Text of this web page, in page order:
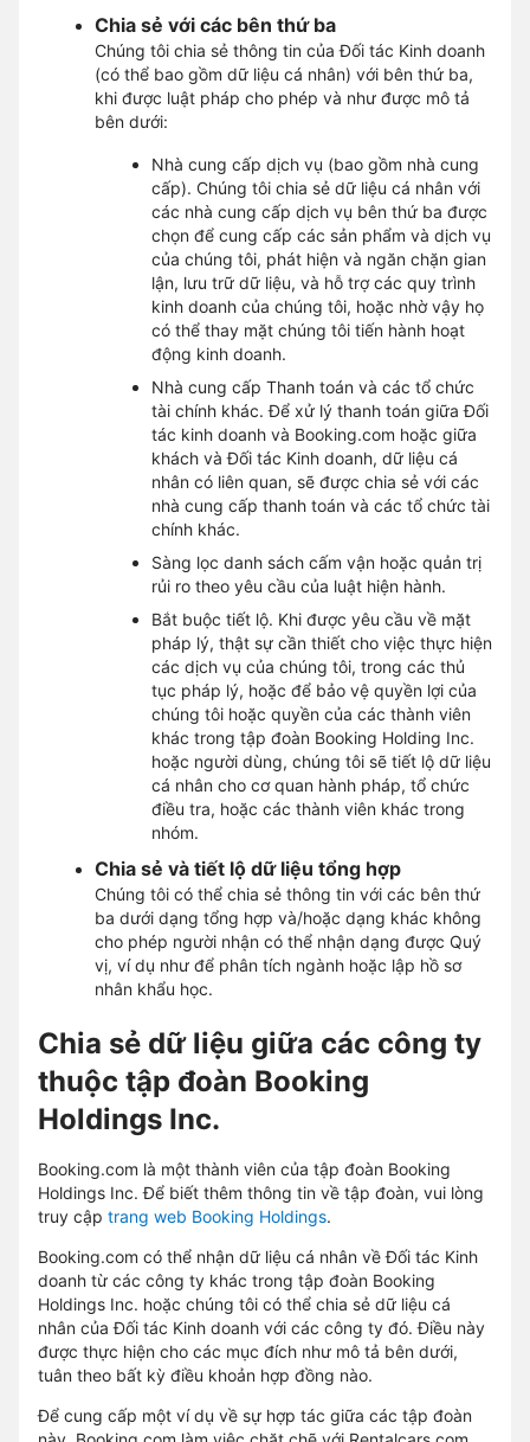
Chia sẻ với các bên thứ ba
Chúng tôi chia sẻ thông tin của Đối tác Kinh doanh
(có thể bao gồm dữ liệu cá nhân) với bên thứ ba,
khi được luật pháp cho phép và như được mô tả
bên dưới:
Nhà cung cấp dịch vụ (bao gồm nhà cung
cấp). Chúng tôi chia sẻ dữ liệu cá nhân với
các nhà cung cấp dịch vụ bên thứ ba được
chọn để cung cấp các sản phẩm và dịch vụ
của chúng tôi, phát hiện và ngăn chặn gian
lận, lưu trữ dữ liệu, và hỗ trợ các quy trình
kinh doanh của chúng tôi, hoặc nhờ vậy họ
có thể thay mặt chúng tôi tiến hành hoạt
động kinh doanh.
Nhà cung cấp Thanh toán và các tổ chức
tài chính khác. Để xử lý thanh toán giữa Đối
tác kinh doanh và Booking.com hoặc giữa
khách và Đối tác Kinh doanh, dữ liệu cá
nhân có liên quan, sẽ được chia sẻ với các
nhà cung cấp thanh toán và các tổ chức tài
chính khác.
Sàng lọc danh sách cấm vận hoặc quản trị
rủi ro theo yêu cầu của luật hiện hành.
Bắt buộc tiết lộ. Khi được yêu cầu về mặt
pháp lý, thật sự cần thiết cho việc thực hiện
các dịch vụ của chúng tôi, trong các thủ
tục pháp lý, hoặc để bảo vệ quyền lợi của
chúng tôi hoặc quyền của các thành viên
khác trong tập đoàn Booking Holding Inc.
hoặc người dùng, chúng tôi sẽ tiết lộ dữ liệu
cá nhân cho cơ quan hành pháp, tổ chức
điều tra, hoặc các thành viên khác trong
nhóm.
Chia sẻ và tiết lộ dữ liệu tổng hợp
Chúng tôi có thể chia sẻ thông tin với các bên thứ
ba dưới dạng tổng hợp và/hoặc dạng khác không
cho phép người nhận có thể nhận dạng được Quý
vị, ví dụ như để phân tích ngành hoặc lập hồ sơ
nhân khẩu học.
Chia sẻ dữ liệu giữa các công ty
thuộc tập đoàn Booking
Holdings Inc.
Booking.com là một thành viên của tập đoàn Booking
Holdings Inc. Để biết thêm thông tin về tập đoàn, vui lòng
truy cập trang web Booking Holdings.
Booking.com có thể nhận dữ liệu cá nhân về Đối tác Kinh
doanh từ các công ty khác trong tập đoàn Booking
Holdings Inc. hoặc chúng tôi có thể chia sẻ dữ liệu cá
nhân của Đối tác Kinh doanh với các công ty đó. Điều này
được thực hiện cho các mục đích như mô tả bên dưới,
tuân theo bất kỳ điều khoản hợp đồng nào.
Để cung cấp một ví dụ về sự hợp tác giữa các tập đoàn